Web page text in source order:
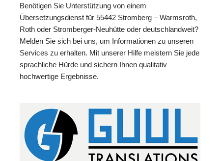
Benötigen Sie Unterstützung von einem
Übersetzungsdienst für 55442 Stromberg – Warmsroth,
Roth oder Stromberger-Neuhütte oder deutschlandweit?
Melden Sie sich bei uns, um Informationen zu unseren
Services zu erhalten. Mit unserer Hilfe meistern Sie jede
sprachliche Hürde und sichern Ihnen qualitativ
hochwertige Ergebnisse.